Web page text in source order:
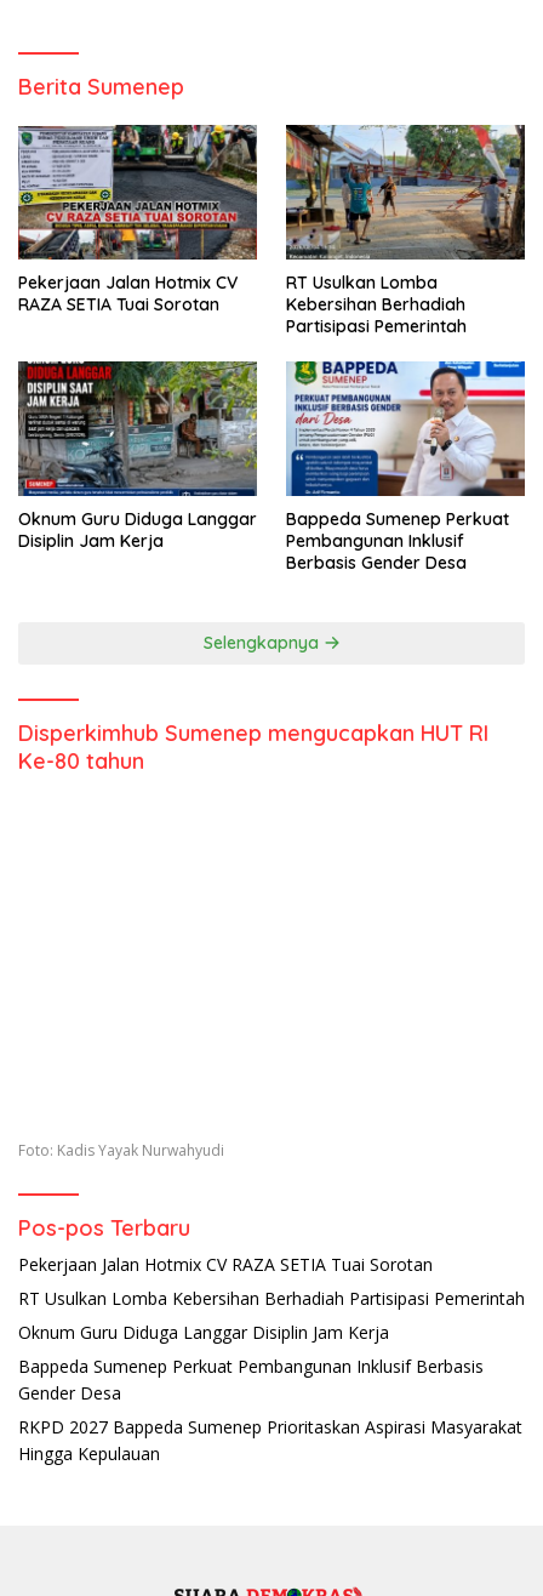
Berita Sumenep
Pekerjaan Jalan Hotmix CV
RAZA SETIA Tuai Sorotan
RT Usulkan Lomba
Kebersihan Berhadiah
Partisipasi Pemerintah
Oknum Guru Diduga Langgar
Disiplin Jam Kerja
Bappeda Sumenep Perkuat
Pembangunan Inklusif
Berbasis Gender Desa
Selengkapnya
Disperkimhub Sumenep mengucapkan HUT RI
Ke-80 tahun
Foto: Kadis Yayak Nurwahyudi
Pos-pos Terbaru
Pekerjaan Jalan Hotmix CV RAZA SETIA Tuai Sorotan
RT Usulkan Lomba Kebersihan Berhadiah Partisipasi Pemerintah
Oknum Guru Diduga Langgar Disiplin Jam Kerja
Bappeda Sumenep Perkuat Pembangunan Inklusif Berbasis
Gender Desa
RKPD 2027 Bappeda Sumenep Prioritaskan Aspirasi Masyarakat
Hingga Kepulauan